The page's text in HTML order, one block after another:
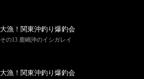
大漁！関東沖釣り爆釣会
その13 鹿嶋沖のイシガレイ
大漁！関東沖釣り爆釣会